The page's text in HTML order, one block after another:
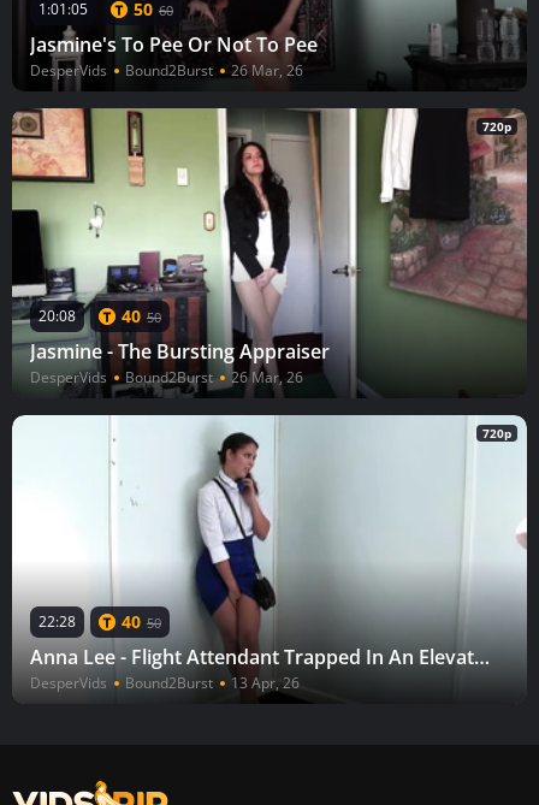
1:01:05 50 60
Jasmine's To Pee Or Not To Pee
DesperVids Bound2Burst 26 Mar, 26
720p
20:08 40 50
Jasmine - The Bursting Appraiser
DesperVids Bound2Burst 26 Mar, 26
720p
22:28 40 50
Anna Lee - Flight Attendant Trapped In An Elevator
DesperVids Bound2Burst 13 Apr, 26